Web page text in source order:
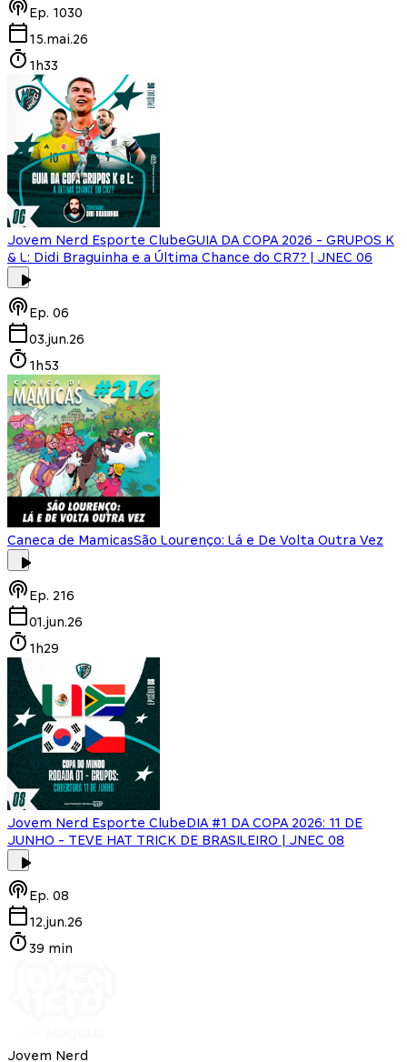
Ep. 1030
15.mai.26
1h33
Jovem Nerd Esporte ClubeGUIA DA COPA 2026 - GRUPOS K
& L: Didi Braguinha e a Última Chance do CR7? | JNEC 06
Ep. 06
03.jun.26
1h53
Caneca de MamicasSão Lourenço: Lá e De Volta Outra Vez
Ep. 216
01.jun.26
1h29
Jovem Nerd Esporte ClubeDIA #1 DA COPA 2026: 11 DE
JUNHO - TEVE HAT TRICK DE BRASILEIRO | JNEC 08
Ep. 08
12.jun.26
39 min
Jovem Nerd